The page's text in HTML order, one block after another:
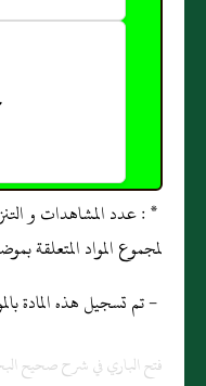
لمجموع المواد المتعلقة
- تم تسجيل هذه المادة بالموقع
فتح الباري في شرح صحيح